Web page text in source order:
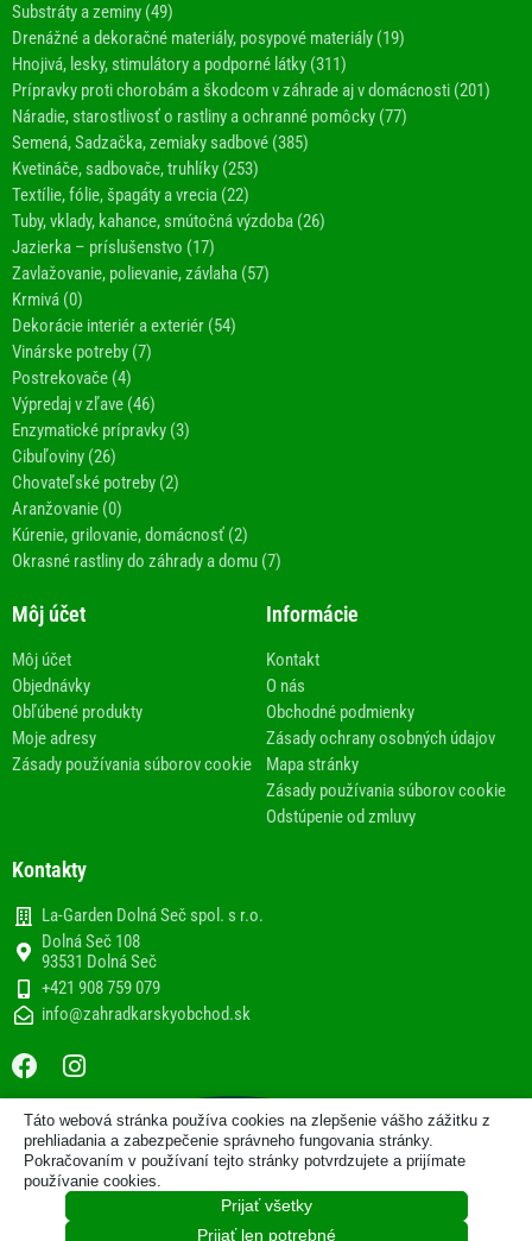
Substráty a zeminy (49)
Drenážné a dekoračné materiály, posypové materiály (19)
Hnojivá, lesky, stimulátory a podporné látky (311)
Prípravky proti chorobám a škodcom v záhrade aj v domácnosti (201)
Náradie, starostlivosť o rastliny a ochranné pomôcky (77)
Semená, Sadzačka, zemiaky sadbové (385)
Kvetináče, sadbovače, truhlíky (253)
Textílie, fólie, špagáty a vrecia (22)
Tuby, vklady, kahance, smútočná výzdoba (26)
Jazierka – príslušenstvo (17)
Zavlažovanie, polievanie, závlaha (57)
Krmivá (0)
Dekorácie interiér a exteriér (54)
Vinárske potreby (7)
Postrekovače (4)
Výpredaj v zľave (46)
Enzymatické prípravky (3)
Cibuľoviny (26)
Chovateľské potreby (2)
Aranžovanie (0)
Kúrenie, grilovanie, domácnosť (2)
Okrasné rastliny do záhrady a domu (7)
Môj účet
Môj účet
Objednávky
Obľúbené produkty
Moje adresy
Zásady používania súborov cookie
Informácie
Kontakt
O nás
Obchodné podmienky
Zásady ochrany osobných údajov
Mapa stránky
Zásady používania súborov cookie
Odstúpenie od zmluvy
Kontakty
La-Garden Dolná Seč spol. s r.o.
Dolná Seč 108
93531 Dolná Seč
+421 908 759 079
info@zahradkarskyobchod.sk
F
a
c
e
b
o
I
n
s
t
a
g
2013-2020 © Internetový obchod
www.zahradkarskyobchod.sk prevádzkuje spoločnosť La-
Garden Dolná Seč spol. s r.o.
Zo ♥ vytvorila spoločnosť
Táto webová stránka používa cookies na zlepšenie vášho zážitku z
prehliadania a zabezpečenie správneho fungovania stránky.
Pokračovaním v používaní tejto stránky potvrdzujete a prijímate
používanie cookies.
Prijať všetky
Prijať len potrebné